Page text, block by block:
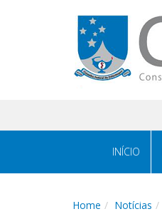
INÍCIO
Home Notícias